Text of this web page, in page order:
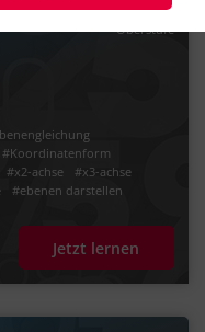
Oberstufe
#Koordinatenform
#x2-achse
#x3-achse
#ebenen darstellen
Jetzt lernen